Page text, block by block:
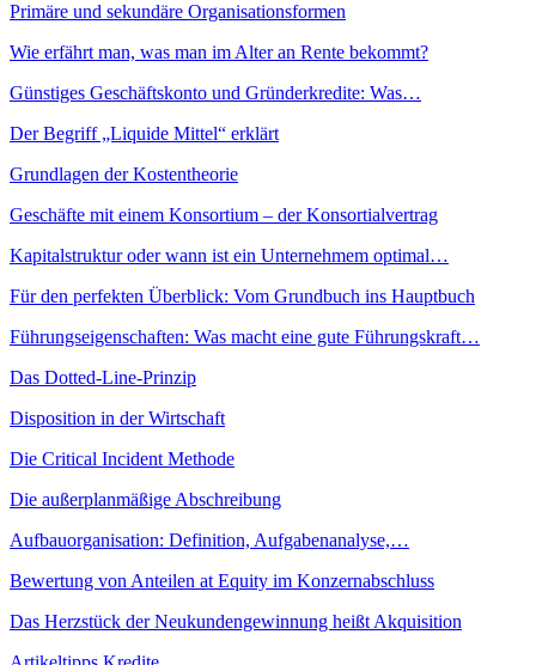
Primäre und sekundäre Organisationsformen
Wie erfährt man, was man im Alter an Rente bekommt?
Günstiges Geschäftskonto und Gründerkredite: Was…
Der Begriff „Liquide Mittel“ erklärt
Grundlagen der Kostentheorie
Geschäfte mit einem Konsortium – der Konsortialvertrag
Kapitalstruktur oder wann ist ein Unternehmem optimal…
Für den perfekten Überblick: Vom Grundbuch ins Hauptbuch
Führungseigenschaften: Was macht eine gute Führungskraft…
Das Dotted-Line-Prinzip
Disposition in der Wirtschaft
Die Critical Incident Methode
Die außerplanmäßige Abschreibung
Aufbauorganisation: Definition, Aufgabenanalyse,…
Bewertung von Anteilen at Equity im Konzernabschluss
Das Herzstück der Neukundengewinnung heißt Akquisition